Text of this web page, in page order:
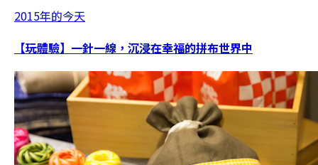
2015年的今天
【玩體驗】一針一線，沉浸在幸福的拼布世界中